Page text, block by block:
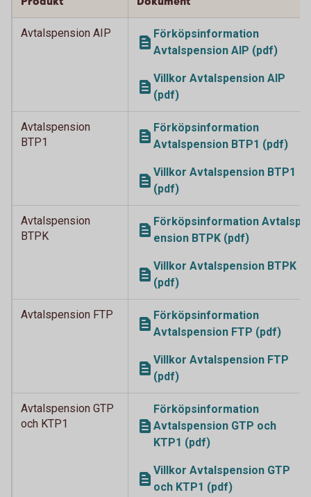
Avtalspension AIP
Förköpsinformation
Avtalspension AIP (pdf)
Villkor Avtalspension AIP
(pdf)
Avtalspension
BTP1
Förköpsinformation
Avtalspension BTP1 (pdf)
Villkor Avtalspension BTP1
(pdf)
Avtalspension
BTPK
Förköpsinformation Avtalsp
ension BTPK (pdf)
Villkor Avtalspension BTPK
(pdf)
Avtalspension FTP
Förköpsinformation
Avtalspension FTP (pdf)
Villkor Avtalspension FTP
(pdf)
Avtalspension GTP
och KTP1
Förköpsinformation
Avtalspension GTP och
KTP1 (pdf)
Villkor Avtalspension GTP
och KTP1 (pdf)